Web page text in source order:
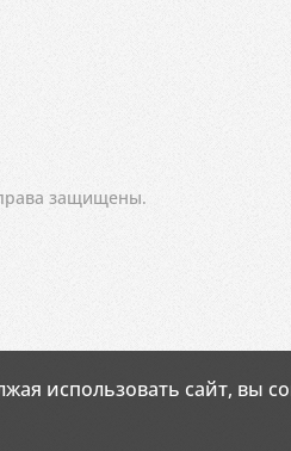
защищены.
использовать сайт, вы